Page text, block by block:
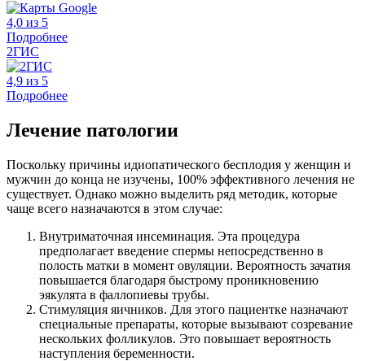
4,0 из 5
Подробнее
2ГИС
4,9 из 5
Подробнее
Лечение патологии
Поскольку причины идиопатического бесплодия у женщин и
мужчин до конца не изучены, 100% эффективного лечения не
существует. Однако можно выделить ряд методик, которые
чаще всего назначаются в этом случае:
Внутриматочная инсеминация. Эта процедура
предполагает введение спермы непосредственно в
полость матки в момент овуляции. Вероятность зачатия
повышается благодаря быстрому проникновению
эякулята в фаллопиевы трубы.
Стимуляция яичников. Для этого пациентке назначают
специальные препараты, которые вызывают созревание
нескольких фолликулов. Это повышает вероятность
наступления беременности.